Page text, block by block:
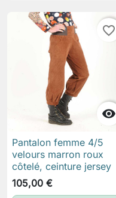

favorite_border
Pantalon femme 4/5
velours marron roux
côtelé, ceinture jersey
105,00 €